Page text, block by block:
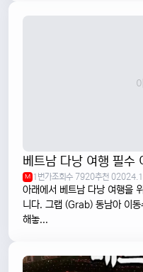
베트남 다낭 여행 필수
M 1번가조회수 7920추천 0
아래에서 베트남 다낭 여행을
니다. 그랩 (Grab) 동남아 이동수단에 꼭 필요한 어플이죠! 카드 연결만
해놓...